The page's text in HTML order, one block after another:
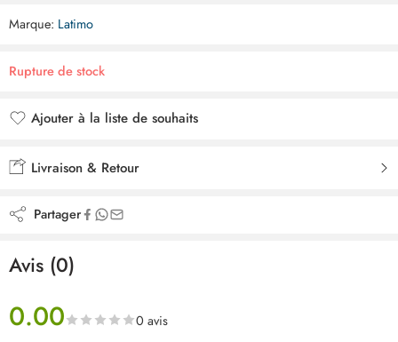
Marque: Latimo
Rupture de stock
Ajouter à la liste de souhaits
Livraison & Retour
Partager
Avis (0)
0.00 0 avis